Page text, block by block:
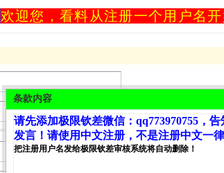
条款内容
请先添加极限钦差微信：qq773970755，
发言！请使用中文注册，不是注册中文一律
把注册用户名发给极限钦差审核系统将自动删除！
欢迎您，看料从注册一个用户名开
密码强度